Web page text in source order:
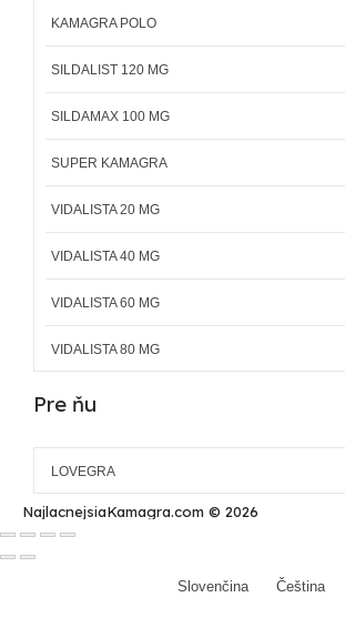
KAMAGRA POLO
SILDALIST 120 MG
SILDAMAX 100 MG
SUPER KAMAGRA
VIDALISTA 20 MG
VIDALISTA 40 MG
VIDALISTA 60 MG
VIDALISTA 80 MG
Pre ňu
LOVEGRA
NajlacnejsiaKamagra.com © 2026
Slovenčina Čeština